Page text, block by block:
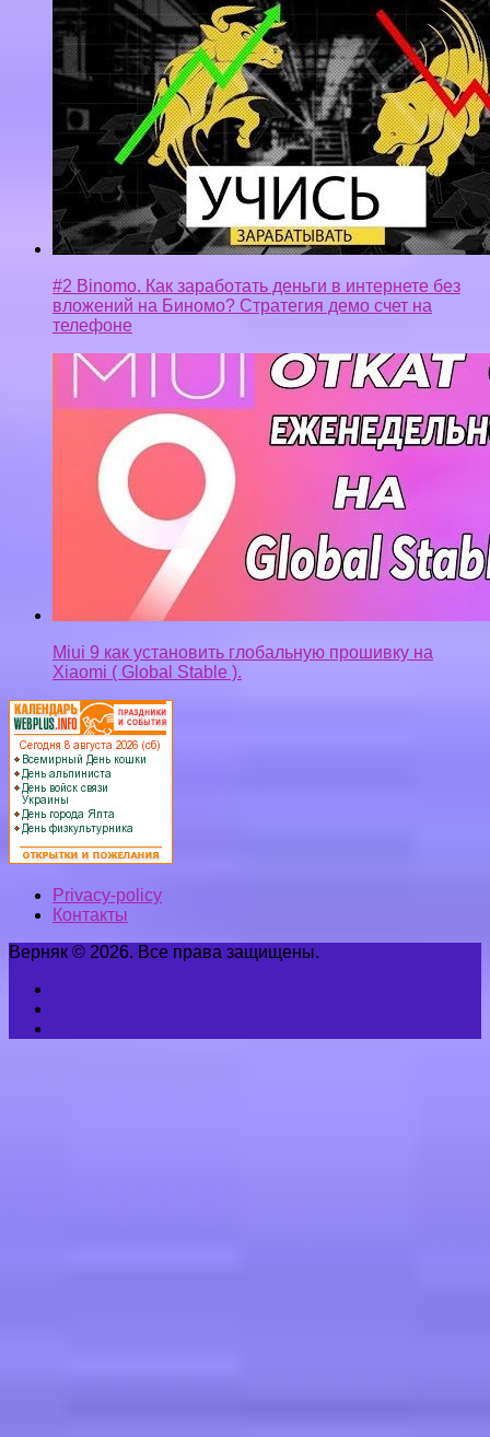
#2 Binomo. Как заработать деньги в интернете без
вложений на Биномо? Стратегия демо счет на
телефоне
Miui 9 как установить глобальную прошивку на
Xiaomi ( Global Stable ).
Privacy-policy
Контакты
Верняк © 2026. Все права защищены.